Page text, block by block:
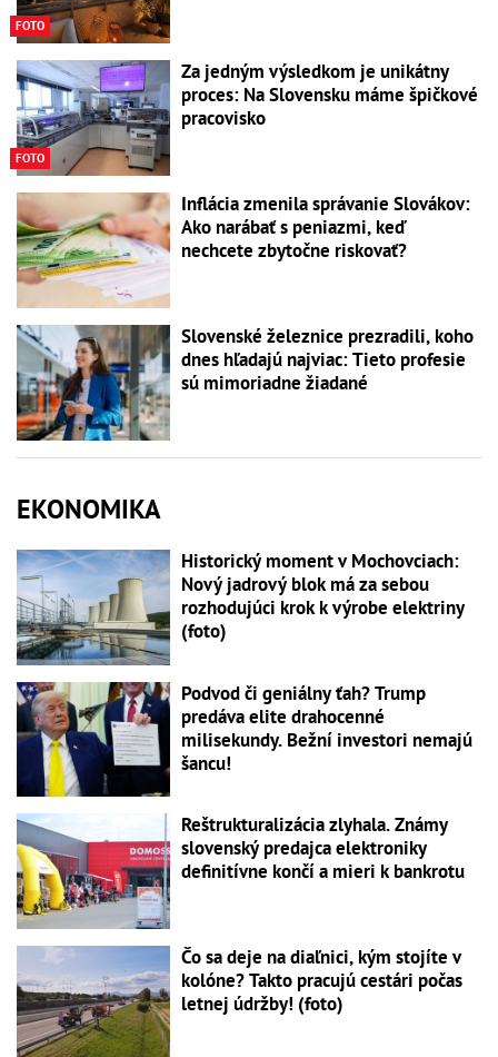
FOTO
FOTO
Za jedným výsledkom je unikátny
proces: Na Slovensku máme špičkové
pracovisko
Inflácia zmenila správanie Slovákov:
Ako narábať s peniazmi, keď
nechcete zbytočne riskovať?
Slovenské železnice prezradili, koho
dnes hľadajú najviac: Tieto profesie
sú mimoriadne žiadané
EKONOMIKA
Historický moment v Mochovciach:
Nový jadrový blok má za sebou
rozhodujúci krok k výrobe elektriny
(foto)
Podvod či geniálny ťah? Trump
predáva elite drahocenné
milisekundy. Bežní investori nemajú
šancu!
Reštrukturalizácia zlyhala. Známy
slovenský predajca elektroniky
definitívne končí a mieri k bankrotu
Čo sa deje na diaľnici, kým stojíte v
kolóne? Takto pracujú cestári počas
letnej údržby! (foto)